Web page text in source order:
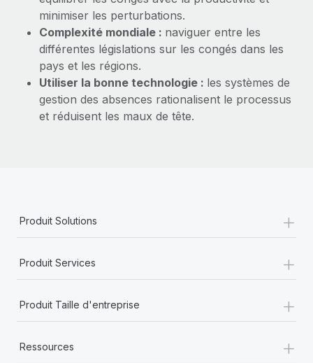
minimiser les perturbations.
Complexité mondiale : naviguer entre les
différentes législations sur les congés dans les
pays et les régions.
Utiliser la bonne technologie : les systèmes de
gestion des absences rationalisent le processus
et réduisent les maux de tête.
Produit Solutions +
Produit Services +
Produit Taille d'entreprise +
Ressources +